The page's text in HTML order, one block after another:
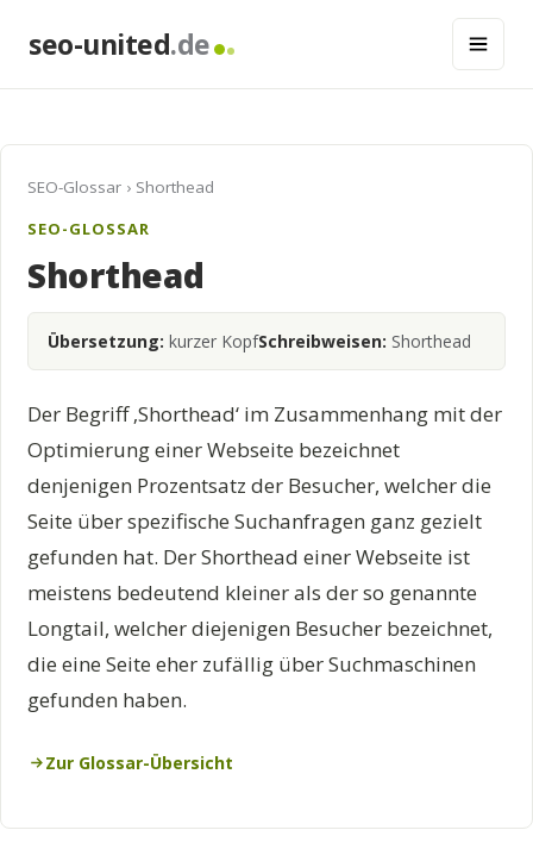
seo-united.de
SEO-Glossar › Shorthead
SEO-GLOSSAR
Shorthead
Übersetzung: kurzer KopfSchreibweisen: Shorthead
Der Begriff ‚Shorthead‘ im Zusammenhang mit der
Optimierung einer Webseite bezeichnet
denjenigen Prozentsatz der Besucher, welcher die
Seite über spezifische Suchanfragen ganz gezielt
gefunden hat. Der Shorthead einer Webseite ist
meistens bedeutend kleiner als der so genannte
Longtail, welcher diejenigen Besucher bezeichnet,
die eine Seite eher zufällig über Suchmaschinen
gefunden haben.
Zur Glossar-Übersicht